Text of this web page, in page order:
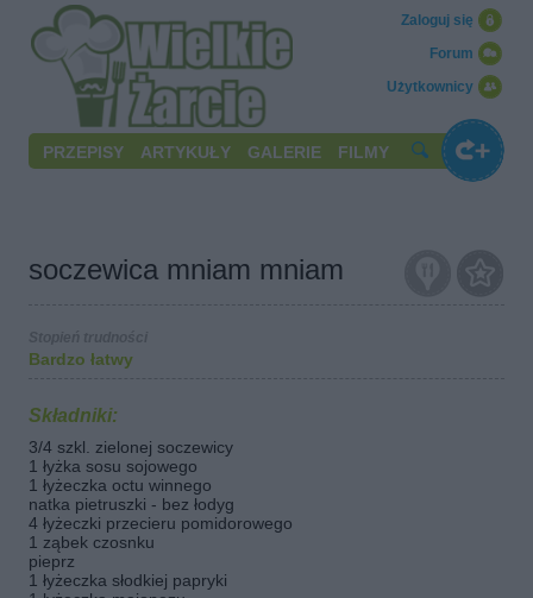
Użytkownicy
Forum
Zaloguj się
PRZEPISY ARTYKUŁY GALERIE FILMY
soczewica mniam mniam
Bardzo łatwy
Składniki:
3/4 szkl. zielonej soczewicy
1 łyżka sosu sojowego
1 łyżeczka octu winnego
natka pietruszki - bez łodyg
4 łyżeczki przecieru pomidorowego
1 ząbek czosnku
pieprz
1 łyżeczka słodkiej papryki